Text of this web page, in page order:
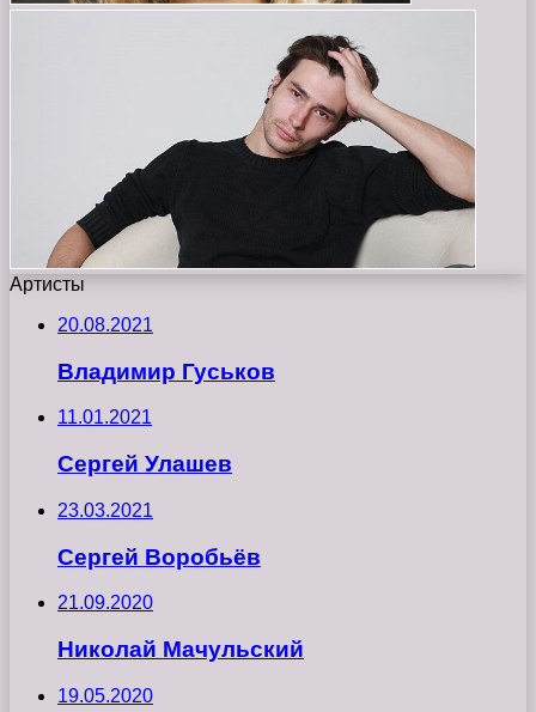
Артисты
20.08.2021
Владимир Гуськов
11.01.2021
Сергей Улашев
23.03.2021
Сергей Воробьёв
21.09.2020
Николай Мачульский
19.05.2020